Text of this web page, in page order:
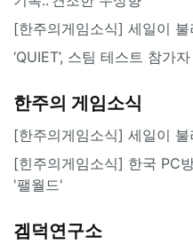
[한주의게임소식] 세일이
‘QUIET’, 스팀 테스트 참가
한주의 게임소식
[한주의게임소식] 세일이
[힌주의게임소식] 한국 PC
'팰월드'
겜덕연구소